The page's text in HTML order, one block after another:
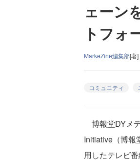
ェーン
トフォ
MarkeZine編集部[著]
コミュニティ
博報堂DYメ
Initiative（博報
用したテレビ